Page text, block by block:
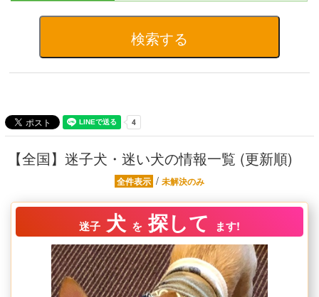
【全国】迷子犬・迷い犬の情報一覧 (更新順)
全件表示 / 未解決のみ
迷子 犬 を 探して ます!